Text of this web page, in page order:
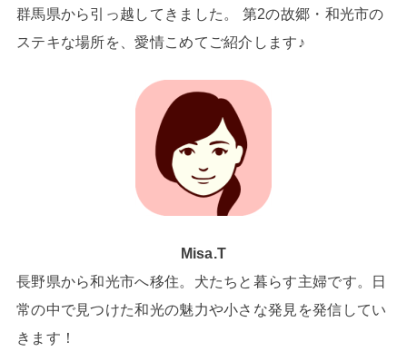
群馬県から引っ越してきました。 第2の故郷・和光市の
ステキな場所を、愛情こめてご紹介します♪
Misa.T
長野県から和光市へ移住。犬たちと暮らす主婦です。日
常の中で見つけた和光の魅力や小さな発見を発信してい
きます！